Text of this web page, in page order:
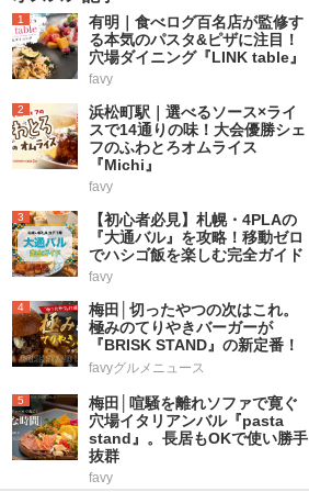
1
有明｜食べログ百名店が監修す
る本気のパスタ&ピザに注目！
穴場ダイニング『LINK table』
favy
2
浜松町駅｜選べるソース×ライ
スで14通りの味！大会優勝シェ
フのふわとろオムライス
『Michi』
favy
3
【初心者必見】札幌・4PLAの
『大通バル』を攻略！移動ゼロ
でハシゴ飯を楽しむ完全ガイド
favy
4
梅田│切ったやつの次はこれ。
極みのてりやきバーガーが
『BRISK STAND』の新定番！
favyグルメニュース
5
梅田│喧騒を離れソファで寛ぐ
穴場イタリアンバル『pasta
stand』。長居もOKで使い勝手
抜群
favy